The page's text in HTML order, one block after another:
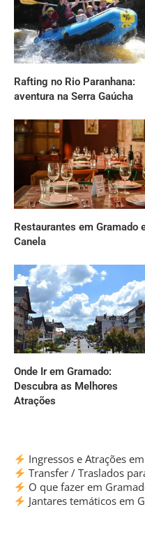
Rafting no Rio Paranhana:
aventura na Serra Gaúcha
Restaurantes em Gramado
Canela
Onde Ir em Gramado:
Descubra as Melhores
Atrações
Ingressos e Atrações
Transfer / Traslados
O que fazer em
Jantares temáticos em